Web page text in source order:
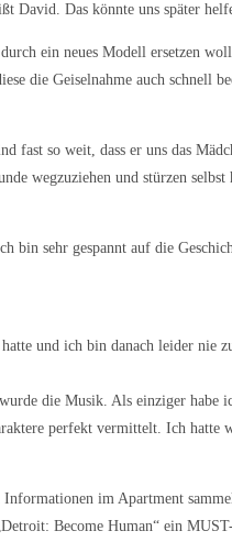
David. Das könnte uns später
ein neues Modell ersetzen
die Geiselnahme auch schnell
fast so weit, dass er uns das
wegzuziehen und stürzen
sehr gespannt auf die
und ich bin danach leider nie
die Musik. Als einziger habe
perfekt vermittelt. Ich
im Apartment
Become Human“ ein